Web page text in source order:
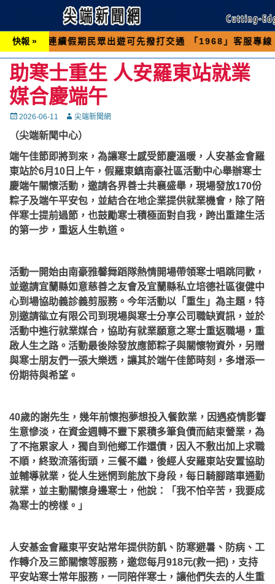
快報 »
假期民眾出遊可先撥打交通 「1968」客服專線，以避免
助寒士重生 人安羅東站就業
媒合慶端午
Posted
2026-06-11 Autor尖端新聞網
（尖端新聞中心）
端午佳節即將到來，為讓寒士感受節慶溫暖，人安基金會羅
東站於6月10日上午，假羅東鎮南豪社區活動中心舉辦寒士
慶端午關懷活動，邀請各界善士共襄盛舉，現場發放170份
粽子及端午平安包，並結合在地企業提供就業機會，除了陪
伴寒士提前過節，也鼓勵寒士積極面對自我，跨出重建生活
的第一步，重返人生軌道。
活動一開始由南豪雅馨舞蹈隊熱情開場帶領寒士唱跳同歡，
並邀請宜蘭縣如意慈善之友會及宜蘭縣私立培德社區復健中
心到場協助義診義剪服務。今年活動以「重生」為主題，特
別邀請谹立有限公司到現場與寒士分享公司職缺資訊，並於
活動中進行就業媒合，協助有就業願意之寒士重返職場，重
啟人生之路。活動最後除發放應節粽子與關懷物資外，另贈
與寒士朋友們一張大樂透，讓其於端午佳節時刻，多增添一
份期待與希望。
40歲的謝先生，幾年前懷抱夢想投入餐飲業，因遇疫情影響
生意慘淡，在資金週轉不靈下累積多筆負債而結束營業，為
了不拖累家人，獨自到他鄉工作還債，因入不敷出加上求職
不順，終致流落街頭，三餐不繼，後經人安羅東站安置協助
並輔導就業，從人生迷惘到能放下身段，每日騎腳踏車通勤
就業，並主動關懷身邊寒士，他說：「我不怕辛苦，我要成
為寒士的榜樣。」
人安基金會羅東平安站常年提供防飢、防寒避暑、防病、工
作轉介及三節關懷等服務，邀您每月918元(救一把)，支持
平安站寒士常年服務，一同陪伴寒士，讓他們失去的人生重